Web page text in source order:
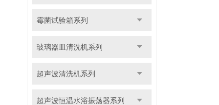
霉菌试验箱系列
玻璃器皿清洗机系列
超声波清洗机系列
超声波恒温水浴振荡器系列